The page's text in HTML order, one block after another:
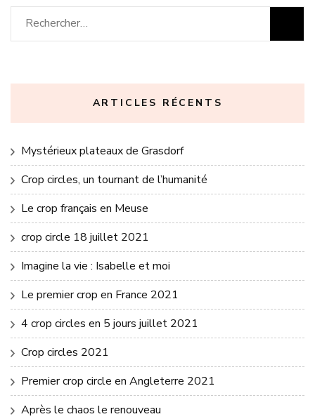
Rechercher :
ARTICLES RÉCENTS
Mystérieux plateaux de Grasdorf
Crop circles, un tournant de l’humanité
Le crop français en Meuse
crop circle 18 juillet 2021
Imagine la vie : Isabelle et moi
Le premier crop en France 2021
4 crop circles en 5 jours juillet 2021
Crop circles 2021
Premier crop circle en Angleterre 2021
Après le chaos le renouveau